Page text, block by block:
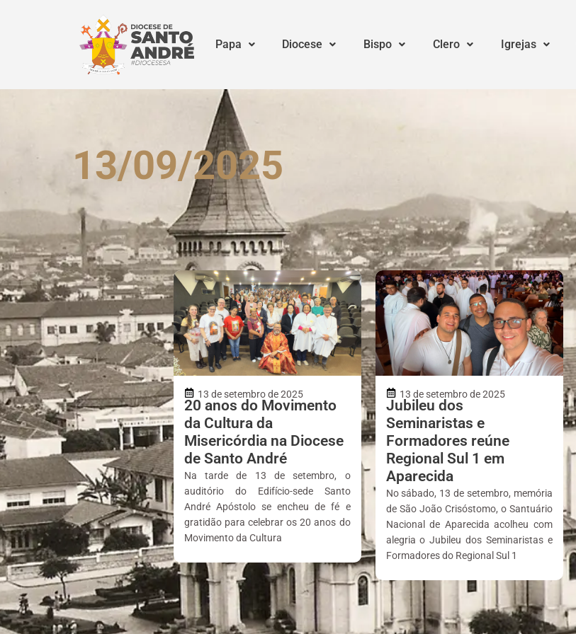
Papa Diocese Bispo Clero Igrejas
13/09/2025
13 de setembro de 2025
20 anos do Movimento
da Cultura da
Misericórdia na Diocese
de Santo André
Na tarde de 13 de setembro, o
auditório do Edifício-sede Santo
André Apóstolo se encheu de fé e
gratidão para celebrar os 20 anos do
Movimento da Cultura
13 de setembro de 2025
Jubileu dos
Seminaristas e
Formadores reúne
Regional Sul 1 em
Aparecida
No sábado, 13 de setembro, memória
de São João Crisóstomo, o Santuário
Nacional de Aparecida acolheu com
alegria o Jubileu dos Seminaristas e
Formadores do Regional Sul 1